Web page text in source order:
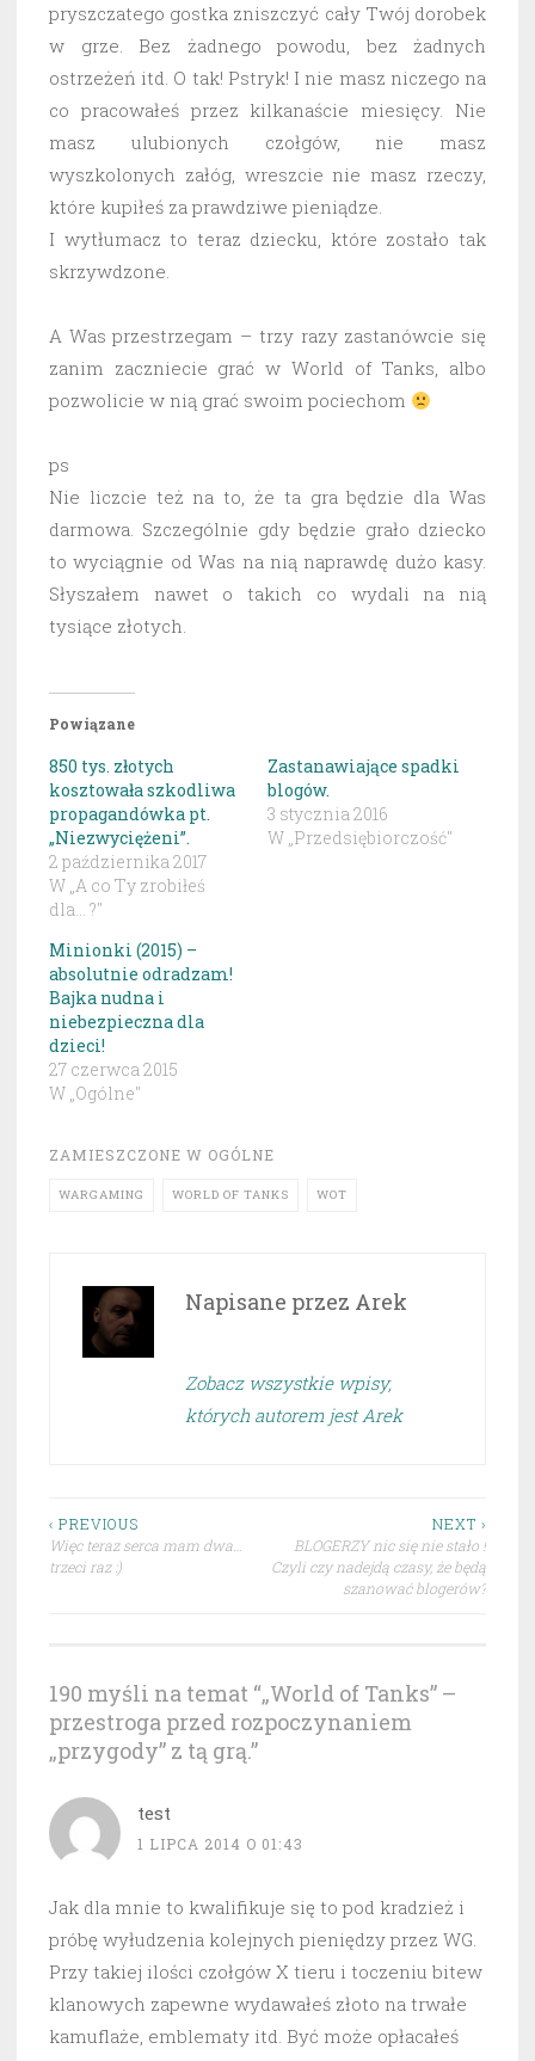
pryszczatego gostka zniszczyć cały Twój dorobek
w grze. Bez żadnego powodu, bez żadnych
ostrzeżeń itd. O tak! Pstryk! I nie masz niczego na
co pracowałeś przez kilkanaście miesięcy. Nie
masz ulubionych czołgów, nie masz
wyszkolonych załóg, wreszcie nie masz rzeczy,
które kupiłeś za prawdziwe pieniądze.
I wytłumacz to teraz dziecku, które zostało tak
skrzywdzone.
A Was przestrzegam – trzy razy zastanówcie się
zanim zaczniecie grać w World of Tanks, albo
pozwolicie w nią grać swoim pociechom
ps
Nie liczcie też na to, że ta gra będzie dla Was
darmowa. Szczególnie gdy będzie grało dziecko
to wyciągnie od Was na nią naprawdę dużo kasy.
Słyszałem nawet o takich co wydali na nią
tysiące złotych.
Powiązane
850 tys. złotych
kosztowała szkodliwa
propagandówka pt.
„Niezwyciężeni”.
2 października 2017
W „A co Ty zrobiłeś
dla... ?"
Zastanawiające spadki
blogów.
3 stycznia 2016
W „Przedsiębiorczość"
Minionki (2015) –
absolutnie odradzam!
Bajka nudna i
niebezpieczna dla
dzieci!
27 czerwca 2015
W „Ogólne"
ZAMIESZCZONE W OGÓLNE
WARGAMING WORLD OF TANKS WOT
Napisane przez Arek
Zobacz wszystkie wpisy,
których autorem jest Arek
Nawigacja
wpisu
‹ PREVIOUS
Więc teraz serca mam dwa…
trzeci raz :)
NEXT ›
BLOGERZY nic się nie stało !
Czyli czy nadejdą czasy, że będą
szanować blogerów?
190 myśli na temat “„World of Tanks” –
przestroga przed rozpoczynaniem
„przygody” z tą grą.”
test
1 LIPCA 2014 O 01:43
Jak dla mnie to kwalifikuje się to pod kradzież i
próbę wyłudzenia kolejnych pieniędzy przez WG.
Przy takiej ilości czołgów X tieru i toczeniu bitew
klanowych zapewne wydawałeś złoto na trwałe
kamuflaże, emblematy itd. Być może opłacałeś